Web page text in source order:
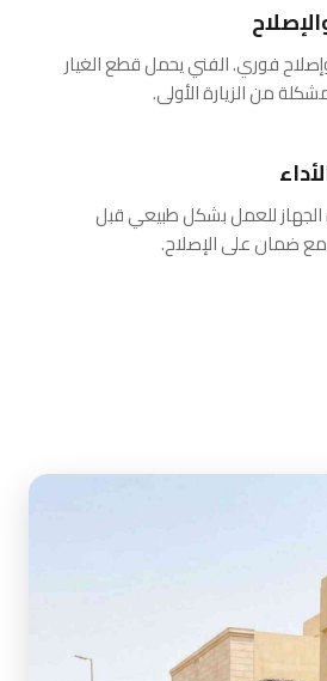
فوري. الفني يحمل قطع الغيار
من الزيارة الأولى.
للعمل بشكل طبيعي قبل
ضمان على الإصلاح.